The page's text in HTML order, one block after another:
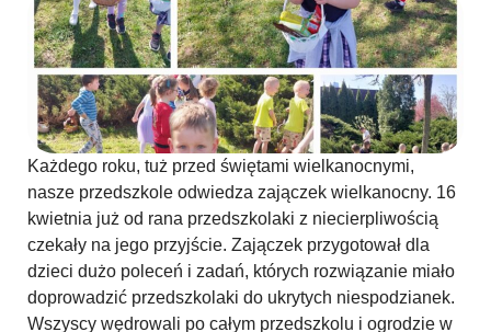
Każdego roku, tuż przed świętami wielkanocnymi,
nasze przedszkole odwiedza zajączek wielkanocny. 16
kwietnia już od rana przedszkolaki z niecierpliwością
czekały na jego przyjście. Zajączek przygotował dla
dzieci dużo poleceń i zadań, których rozwiązanie miało
doprowadzić przedszkolaki do ukrytych niespodzianek.
Wszyscy wędrowali po całym przedszkolu i ogrodzie w